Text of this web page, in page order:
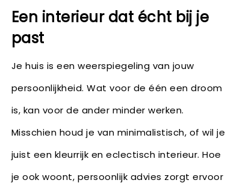
Een interieur dat écht bij je
past
Je huis is een weerspiegeling van jouw
persoonlijkheid. Wat voor de één een droom
is, kan voor de ander minder werken.
Misschien houd je van minimalistisch, of wil je
juist een kleurrijk en eclectisch interieur. Hoe
je ook woont, persoonlijk advies zorgt ervoor